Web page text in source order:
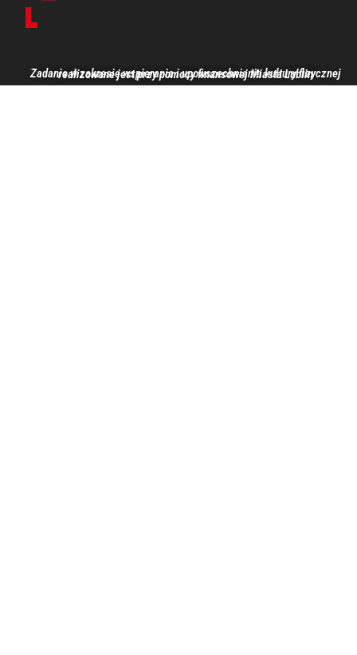
Zadanie w zakresie wspierania i upowszechniania kultury fizycznej realizowane jest przy pomocy finansowej Miasta Lublin